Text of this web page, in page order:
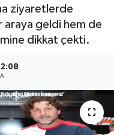
ziyaretlerde
araya geldi hem de
dikkat çekti.